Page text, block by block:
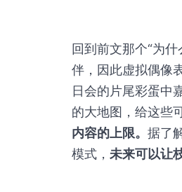
回到前文那个“为
伴，因此虚拟偶像
日会的片尾彩蛋中
的大地图，给这些
内容的上限。 据了
模式， 未来可以让